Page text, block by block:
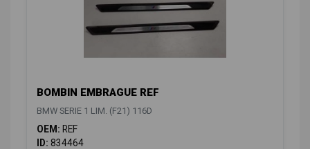
BOMBIN EMBRAGUE REF
BMW SERIE 1 LIM. (F21) 116D
OEM: REF
ID: 834464